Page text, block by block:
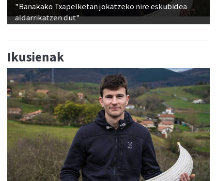
"Banakako Txapelketan jokatzeko nire eskubidea
aldarrikatzen dut"
Ikusienak